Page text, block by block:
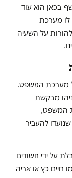
בכאן הוא עוד
לו מערכת
על השעיה
מערכת המשפט.
מבקשת
המשפט,
להעביר
על ידי חשודים
חיים כץ או אריה